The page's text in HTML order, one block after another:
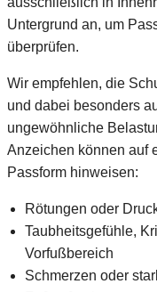
Untergrund an, um
überprüfen.
Wir empfehlen, die
und dabei besonders
ungewöhnliche
Anzeichen können auf
Passform hinweisen:
Rötungen oder
Taubheitsgefühle,
Vorfußbereich
Schmerzen oder